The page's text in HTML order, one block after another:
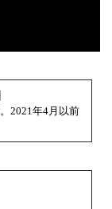
2021年4月以前